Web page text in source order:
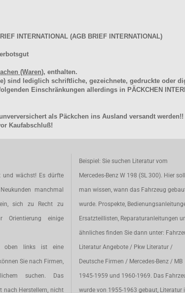
INTERNATIONAL (AGB BRIEF INTERNATIONAL)
(Waren), enthalten.
sind lediglich schriftliche, gezeichnete, gedruckte oder
Einschränkungen allerdings in PÄCKCHEN
als Päckchen ins Ausland versandt werden!!
Kaufabschluß!
und wächst! Es dürfte
manchmal
sich zu Recht zu
Orientierung einige
oben links ist eine
Sie nach Firmen,
suchen. Das
nach Herstellern, nicht
Beispiel: Sie suchen Literatur vom
Mercedes-Benz W 198 (SL 300). Hier
man wissen, wann das Fahrzeug
wurde. Prospekte,
Ersatzteillisten, Reparaturanleitungen
ähnliches finden Sie dann unter:
Literatur Angebote / Pkw Literatur /
Deutsche Firmen / Mercedes-Benz / MB
1945-1959 und 1960-1969. Das
wurde von 1955-1963 gebaut, Literatur